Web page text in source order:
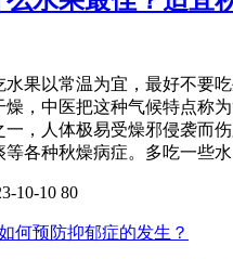
水果以常温为宜，最好不要
燥，中医把这种气候特点称
一，人体极易受燥邪侵袭而
等各种秋燥病症。多吃一些水
10-10 80